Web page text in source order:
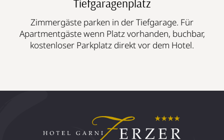
Tiefgaragenplatz
Zimmergäste parken in der Tiefgarage. Für
Apartmentgäste wenn Platz vorhanden, buchbar,
kostenloser Parkplatz direkt vor dem Hotel.